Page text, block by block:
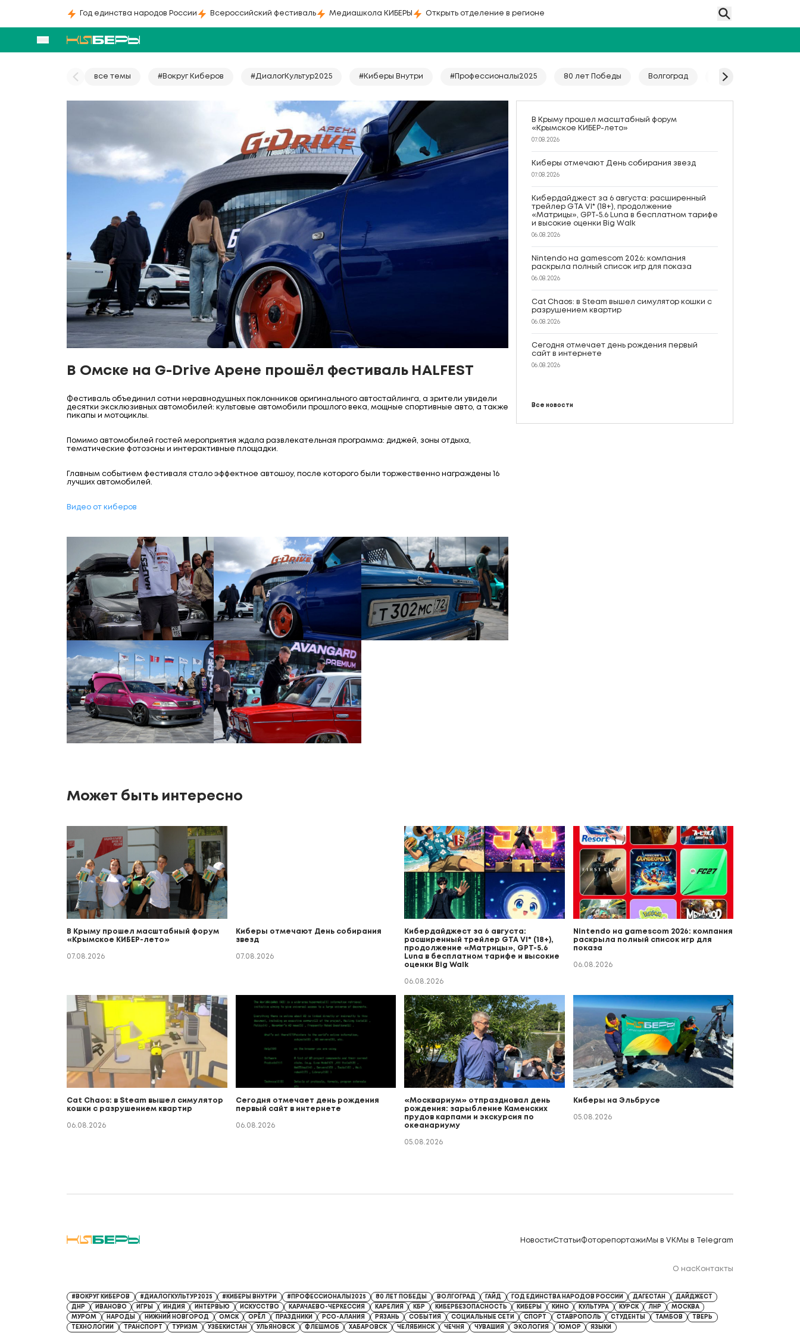
Год единства народов России Всероссийский фестиваль Медиашкола КИБЕРЫ Открыть отделение в регионе
все темы #Вокруг Киберов #ДиалогКультур2025 #Киберы Внутри #Профессионалы2025 80 лет Победы Волгоград Гайд
В Омске на G-Drive Арене прошёл фестиваль HALFEST
Фестиваль объединил сотни неравнодушных поклонников оригинального автостайлинга, а зрители увидели
десятки эксклюзивных автомобилей: культовые автомобили прошлого века, мощные спортивные авто, а также
пикапы и мотоциклы.
Помимо автомобилей гостей мероприятия ждала развлекательная программа: диджей, зоны отдыха,
тематические фотозоны и интерактивные площадки.
Главным событием фестиваля стало эффектное автошоу, после которого были торжественно награждены 16
лучших автомобилей.
Видео от киберов
Может быть интересно
В Крыму прошел масштабный форум
«Крымское КИБЕР-лето»
07.08.2026
Киберы отмечают День собирания
звезд
07.08.2026
Кибердайджест за 6 августа:
расширенный трейлер GTA VI* (18+),
продолжение «Матрицы», GPT-5.6
Luna в бесплатном тарифе и высокие
оценки Big Walk
06.08.2026
Nintendo на gamescom 2026: компания
раскрыла полный список игр для
показа
06.08.2026
Cat Chaos: в Steam вышел симулятор
кошки с разрушением квартир
06.08.2026
Сегодня отмечает день рождения
первый сайт в интернете
06.08.2026
«Москвариум» отпраздновал день
рождения: зарыбление Каменских
прудов карпами и экскурсия по
океанариуму
05.08.2026
Киберы на Эльбрусе
05.08.2026
В Крыму прошел масштабный форум
«Крымское КИБЕР-лето»
07.08.2026
Киберы отмечают День собирания звезд
07.08.2026
Кибердайджест за 6 августа: расширенный
трейлер GTA VI* (18+), продолжение
«Матрицы», GPT-5.6 Luna в бесплатном тарифе
и высокие оценки Big Walk
06.08.2026
Nintendo на gamescom 2026: компания
раскрыла полный список игр для показа
06.08.2026
Cat Chaos: в Steam вышел симулятор кошки с
разрушением квартир
06.08.2026
Сегодня отмечает день рождения первый
сайт в интернете
06.08.2026
Все новости
НовостиСтатьиФоторепортажиМы в VKМы в Telegram
О насКонтакты
#ВОКРУГ КИБЕРОВ #ДИАЛОГКУЛЬТУР2025 #КИБЕРЫ ВНУТРИ #ПРОФЕССИОНАЛЫ2025 80 ЛЕТ ПОБЕДЫ ВОЛГОГРАД ГАЙД ГОД ЕДИНСТВА НАРОДОВ РОССИИ ДАГЕСТАН
ДАЙДЖЕСТ
ДНР
ИВАНОВО ИГРЫ ИНДИЯ ИНТЕРВЬЮ ИСКУССТВО КАРАЧАЕВО-ЧЕРКЕССИЯ КАРЕЛИЯ КБР КИБЕРБЕЗОПАСНОСТЬ КИБЕРЫ КИНО КУЛЬТУРА КУРСК ЛНР
МОСКВА
МУРОМ
НАРОДЫ НИЖНИЙ НОВГОРОД ОМСК ОРЁЛ ПРАЗДНИКИ РСО-АЛАНИЯ РЯЗАНЬ СОБЫТИЯ СОЦИАЛЬНЫЕ СЕТИ СПОРТ СТАВРОПОЛЬ СТУДЕНТЫ ТАМБОВ
ТВЕРЬ
ТЕХНОЛОГИИ
ТРАНСПОРТ ТУРИЗМ УЗБЕКИСТАН УЛЬЯНОВСК ФЛЕШМОБ ХАБАРОВСК ЧЕЛЯБИНСК ЧЕЧНЯ ЧУВАШИЯ ЭКОЛОГИЯ ЮМОР ЯЗЫКИ